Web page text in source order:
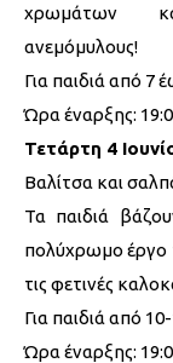
χρωμάτων
ανεμόμυλους!
Για παιδιά από 7
Ώρα έναρξης:
Τετάρτη 4
Βαλίτσα και
Τα παιδιά
πολύχρωμο έργο
τις φετινές
Για παιδιά από
Ώρα έναρξης: